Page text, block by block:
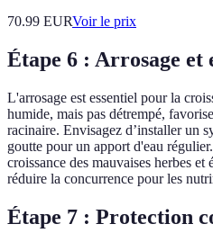
70.99 EURVoir le prix
Étape 6 : Arrosage et
L'arrosage est essentiel pour la
humide, mais pas détrempé,
racinaire. Envisagez d’installer un
goutte pour un apport d'eau
croissance des mauvaises herbes
réduire la concurrence pour les
Étape 7 : Protection